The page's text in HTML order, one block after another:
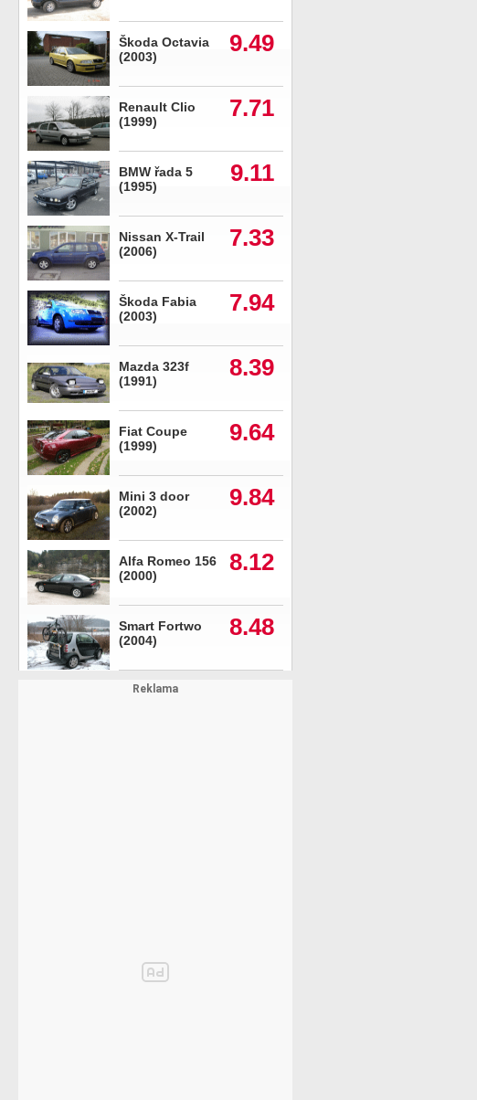
Škoda Octavia
(2003)
9.49
Renault Clio
(1999)
7.71
BMW řada 5
(1995)
9.11
Nissan X-Trail
(2006)
7.33
Škoda Fabia
(2003)
7.94
Mazda 323f
(1991)
8.39
Fiat Coupe
(1999)
9.64
Mini 3 door
(2002)
9.84
Alfa Romeo 156
(2000)
8.12
Smart Fortwo
(2004)
8.48